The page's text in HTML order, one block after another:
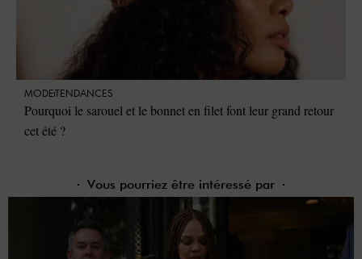
MODE TENDANCES
Pourquoi le sarouel et le bonnet en filet font leur grand retour
cet été ?
Vous pourriez être intéressé par